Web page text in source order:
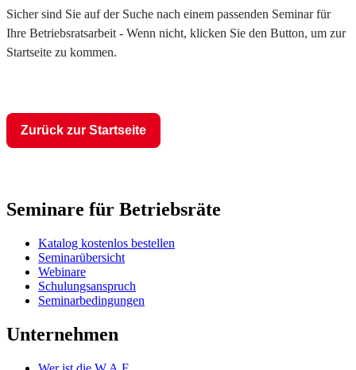
Sicher sind Sie auf der Suche nach einem passenden Seminar für
Ihre Betriebsratsarbeit - Wenn nicht, klicken Sie den Button, um zur
Startseite zu kommen.
Zurück zur Startseite
Seminare für Betriebsräte
Katalog kostenlos bestellen
Seminarübersicht
Webinare
Schulungsanspruch
Seminarbedingungen
Unternehmen